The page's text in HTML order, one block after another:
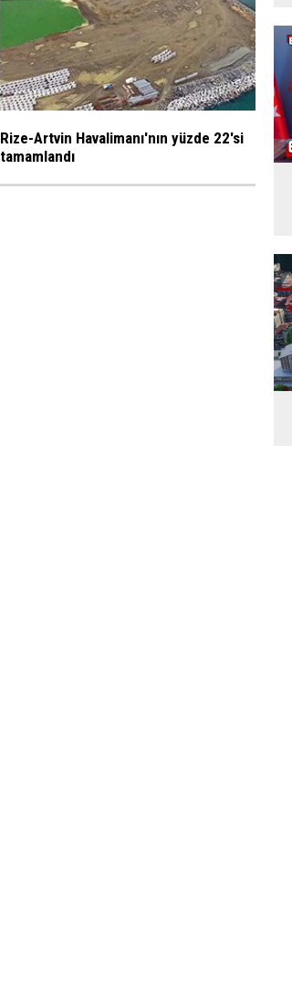
Rize-Artvin Havalimanı'nın yüzde 22'si
tamamlandı